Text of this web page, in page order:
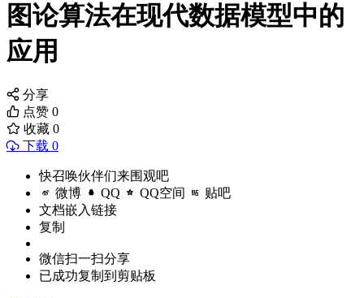
图论算法在现代数据模型中的
应用
分享
点赞 0
收藏 0
下载 0
快召唤伙伴们来围观吧
微博 QQ QQ空间 贴吧
文档嵌入链接
复制
微信扫一扫分享
已成功复制到剪贴板